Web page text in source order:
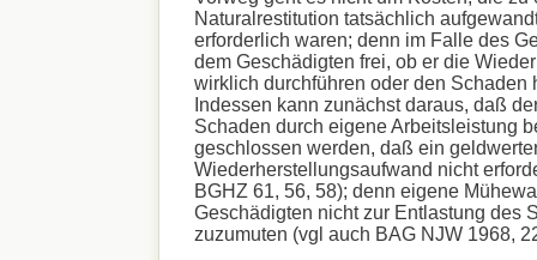
Naturalrestitution tatsächlich
erforderlich waren; denn im Falle des
dem Geschädigten frei, ob er die
wirklich durchführen oder den Schaden
Indessen kann zunächst daraus, daß
Schaden durch eigene Arbeitsleistung
geschlossen werden, daß ein
Wiederherstellungsaufwand nicht
BGHZ 61, 56, 58); denn eigene
Geschädigten nicht zur Entlastung des
zuzumuten (vgl auch BAG NJW 1968,